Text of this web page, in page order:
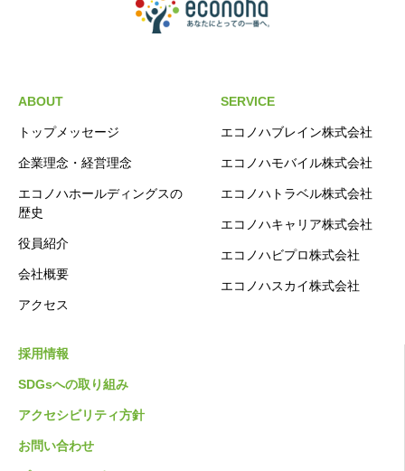
ABOUT
トップメッセージ
企業理念・経営理念
エコノハホールディングスの
歴史
役員紹介
会社概要
アクセス
SERVICE
エコノハブレイン株式会社
エコノハモバイル株式会社
エコノハトラベル株式会社
エコノハキャリア株式会社
エコノハビプロ株式会社
エコノハスカイ株式会社
採用情報
SDGsへの取り組み
アクセシビリティ方針
お問い合わせ